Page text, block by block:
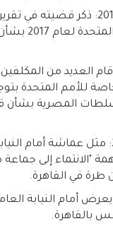
20 سبتمبر 2017: ذكر قضيته في
العام للأمم
2017: قام العديد من
للأمم المتحدة
المصرية بشأن
13 أبريل 2017: مثل عماشة أمام
"الانتماء إلى
في القاهرة.
2017: يعرض أمام النيابة
بالقاهرة.